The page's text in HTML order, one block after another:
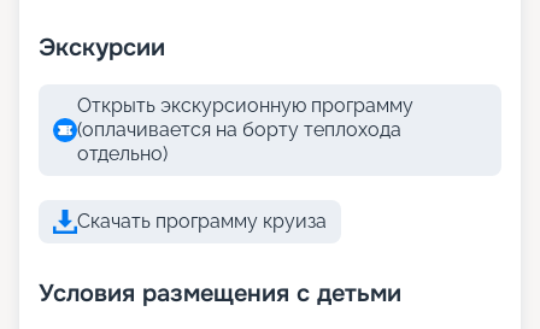
Экскурсии
Открыть экскурсионную программу
(оплачивается на борту теплохода
отдельно)
Скачать программу круиза
Условия размещения с детьми